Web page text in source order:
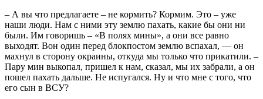
– А вы что предлагаете – не кормить? Кормим. Это – уже
наши люди. Нам с ними эту землю пахать, какие бы они ни
были. Им говоришь – «В полях мины», а они все равно
выходят. Вон один перед блокпостом землю вспахал, — он
махнул в сторону окраины, откуда мы только что прикатили. –
Пару мин выкопал, пришел к нам, сказал, мы их забрали, а он
пошел пахать дальше. Не испугался. Ну и что мне с того, что
его сын в ВСУ?